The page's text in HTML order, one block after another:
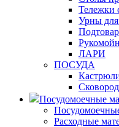
Тележки
Урны для
ЛАРИ
ПОСУДА
Посудомоечные
Расходные